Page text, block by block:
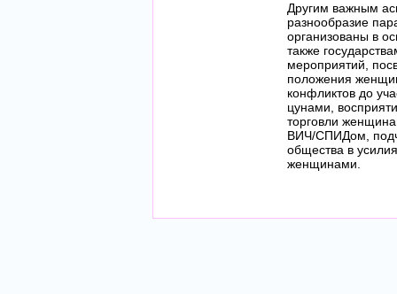
Другим важным
разнообразие
организованы в
также
мероприятий,
положения
конфликтов до
цунами,
торговли
ВИЧ/СПИДом,
общества в
женщинами.